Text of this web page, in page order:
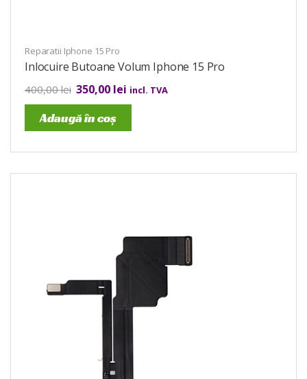
Reparatii Iphone 15 Pro
Inlocuire Butoane Volum Iphone 15 Pro
400,00lei 350,00 lei incl. TVA
Adaugă în coș